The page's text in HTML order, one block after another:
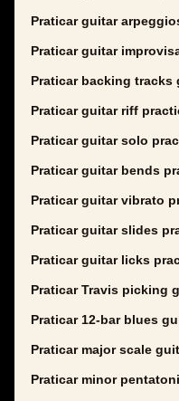
Praticar guitar
Praticar guitar
Praticar backing tracks
Praticar guitar riff
Praticar guitar solo
Praticar guitar bends
Praticar guitar vibrato
Praticar guitar slides
Praticar guitar licks
Praticar Travis picking
Praticar 12-bar blues
Praticar major scale
Praticar minor